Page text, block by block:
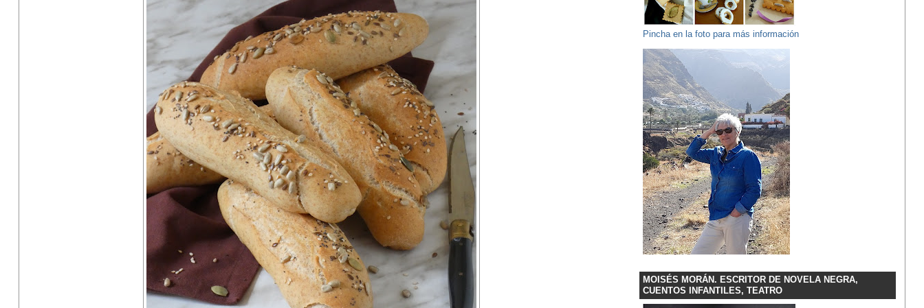
Pincha en la foto para más información
MOISÉS MORÁN. ESCRITOR DE NOVELA NEGRA,
CUENTOS INFANTILES, TEATRO